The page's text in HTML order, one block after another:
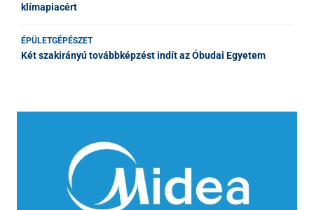
klímapiacért
ÉPÜLETGÉPÉSZET
Két szakirányú továbbképzést indít az Óbudai Egyetem